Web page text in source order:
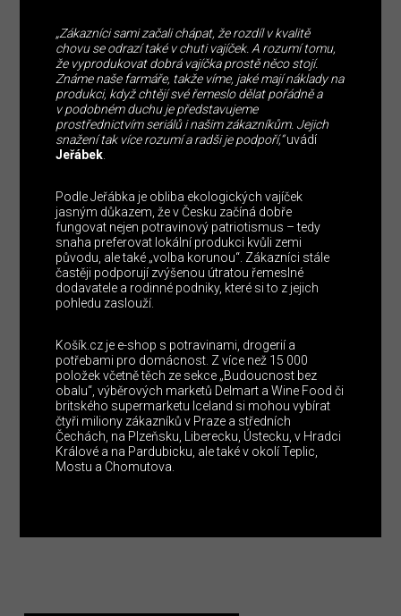
„Zákazníci sami začali chápat, že rozdíl v kvalitě
chovu se odrazí také v chuti vajíček. A rozumí tomu,
že vyprodukovat dobrá vajíčka prostě něco stojí.
Známe naše farmáře, takže víme, jaké mají náklady na
produkci, když chtějí své řemeslo dělat pořádně a
v podobném duchu je představujeme
prostřednictvím seriálů i našim zákazníkům. Jejich
snažení tak více rozumí a radši je podpoří,“uvádí
Jeřábek.
Podle Jeřábka je obliba ekologických vajíček
jasným důkazem, že v Česku začíná dobře
fungovat nejen potravinový patriotismus – tedy
snaha preferovat lokální produkci kvůli zemi
původu, ale také „volba korunou“. Zákazníci stále
častěji podporují zvýšenou útratou řemeslné
dodavatele a rodinné podniky, které si to z jejich
pohledu zaslouží.
Košík.cz je e-shop s potravinami, drogerií a
potřebami pro domácnost. Z více než 15 000
položek včetně těch ze sekce „Budoucnost bez
obalu“, výběrových marketů Delmart a Wine Food či
britského supermarketu Iceland si mohou vybírat
čtyři miliony zákazníků v Praze a středních
Čechách, na Plzeňsku, Liberecku, Ústecku, v Hradci
Králové a na Pardubicku, ale také v okolí Teplic,
Mostu a Chomutova.